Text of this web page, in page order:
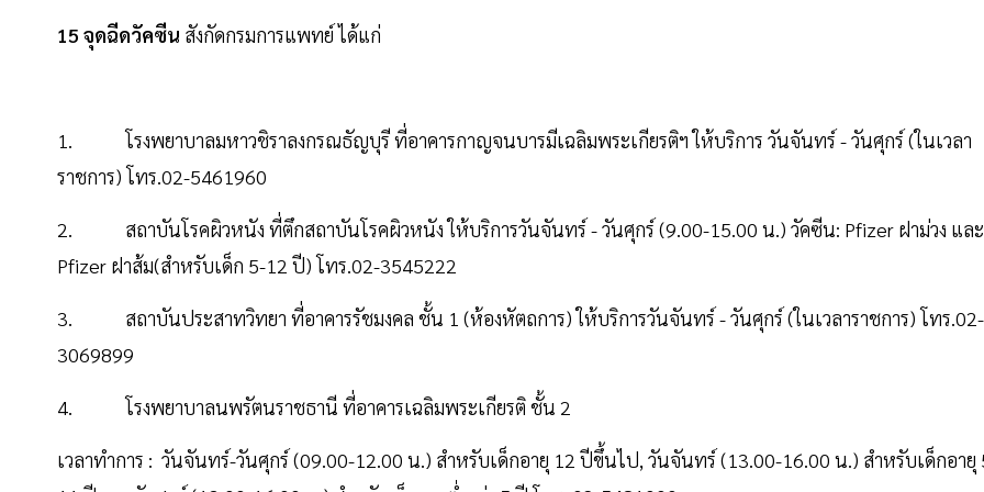
15 จุดฉีดวัคซีน สังกัดกรมการแพทย์ ได้แก่
1. โรงพยาบาลมหาวชิราลงกรณธัญบุรี ที่อาคารกาญจนบารมีเฉลิมพระเกียรติฯ ให้บริการ วันจันทร์ - วันศุกร์ (ในเวลา
ราชการ) โทร.02-5461960
2. สถาบันโรคผิวหนัง ที่ตึกสถาบันโรคผิวหนัง ให้บริการวันจันทร์ - วันศุกร์ (9.00-15.00 น.) วัคซีน: Pfizer ฝาม่วง และ
Pfizer ฝาส้ม(สำหรับเด็ก 5-12 ปี) โทร.02-3545222
3. สถาบันประสาทวิทยา ที่อาคารรัชมงคล ชั้น 1 (ห้องหัตถการ) ให้บริการวันจันทร์ - วันศุกร์ (ในเวลาราชการ) โทร.02-
3069899
4. โรงพยาบาลนพรัตนราชธานี ที่อาคารเฉลิมพระเกียรติ ชั้น 2
เวลาทำการ : วันจันทร์-วันศุกร์ (09.00-12.00 น.) สำหรับเด็กอายุ 12 ปีขึ้นไป, วันจันทร์ (13.00-16.00 น.) สำหรับเด็กอายุ